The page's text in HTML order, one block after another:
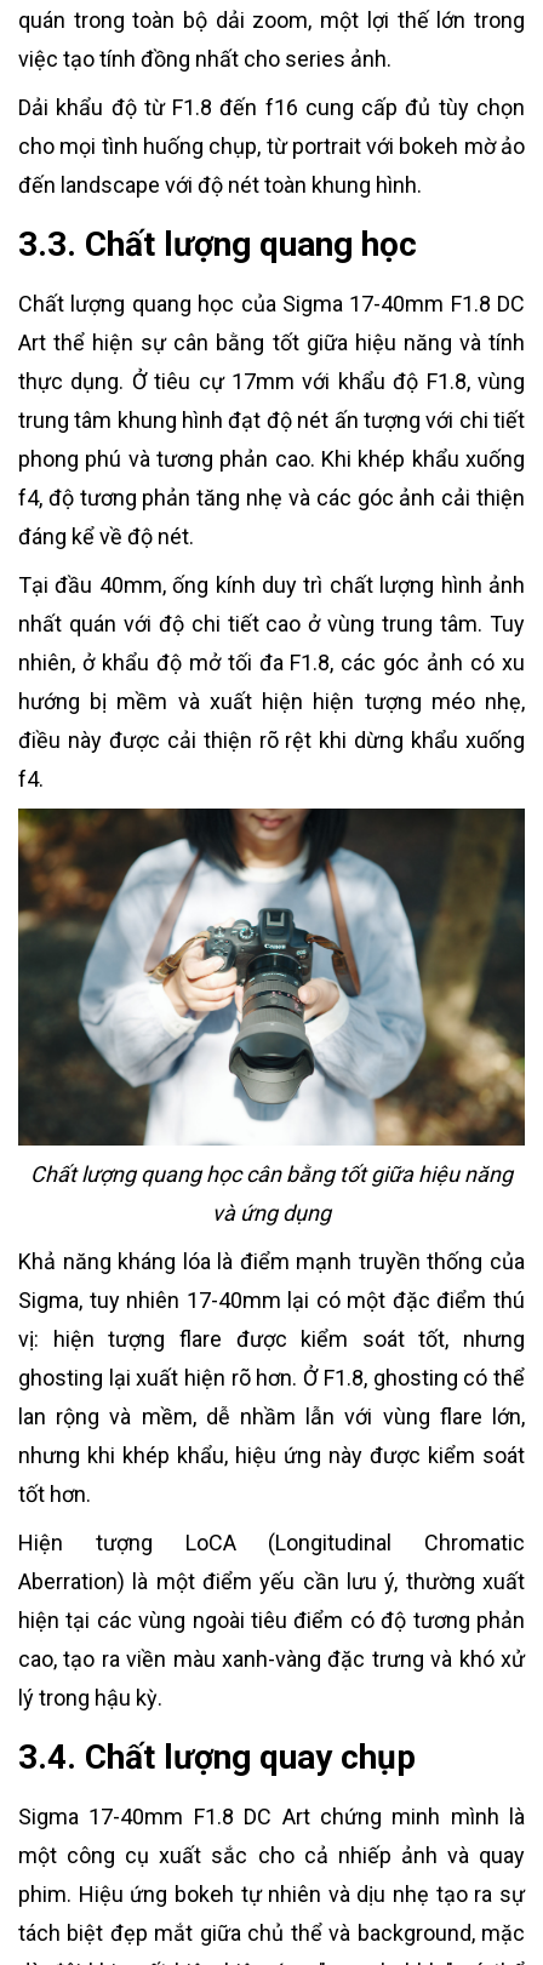
quán trong toàn bộ dải zoom, một lợi thế lớn trong
việc tạo tính đồng nhất cho series ảnh.
Dải khẩu độ từ F1.8 đến f16 cung cấp đủ tùy chọn
cho mọi tình huống chụp, từ portrait với bokeh mờ ảo
đến landscape với độ nét toàn khung hình.
3.3. Chất lượng quang học
Chất lượng quang học của Sigma 17-40mm F1.8 DC
Art thể hiện sự cân bằng tốt giữa hiệu năng và tính
thực dụng. Ở tiêu cự 17mm với khẩu độ F1.8, vùng
trung tâm khung hình đạt độ nét ấn tượng với chi tiết
phong phú và tương phản cao. Khi khép khẩu xuống
f4, độ tương phản tăng nhẹ và các góc ảnh cải thiện
đáng kể về độ nét.
Tại đầu 40mm, ống kính duy trì chất lượng hình ảnh
nhất quán với độ chi tiết cao ở vùng trung tâm. Tuy
nhiên, ở khẩu độ mở tối đa F1.8, các góc ảnh có xu
hướng bị mềm và xuất hiện hiện tượng méo nhẹ,
điều này được cải thiện rõ rệt khi dừng khẩu xuống
f4.
Chất lượng quang học cân bằng tốt giữa hiệu năng
và ứng dụng
Khả năng kháng lóa là điểm mạnh truyền thống của
Sigma, tuy nhiên 17-40mm lại có một đặc điểm thú
vị: hiện tượng flare được kiểm soát tốt, nhưng
ghosting lại xuất hiện rõ hơn. Ở F1.8, ghosting có thể
lan rộng và mềm, dễ nhầm lẫn với vùng flare lớn,
nhưng khi khép khẩu, hiệu ứng này được kiểm soát
tốt hơn.
Hiện tượng LoCA (Longitudinal Chromatic
Aberration) là một điểm yếu cần lưu ý, thường xuất
hiện tại các vùng ngoài tiêu điểm có độ tương phản
cao, tạo ra viền màu xanh-vàng đặc trưng và khó xử
lý trong hậu kỳ.
3.4. Chất lượng quay chụp
Sigma 17-40mm F1.8 DC Art chứng minh mình là
một công cụ xuất sắc cho cả nhiếp ảnh và quay
phim. Hiệu ứng bokeh tự nhiên và dịu nhẹ tạo ra sự
tách biệt đẹp mắt giữa chủ thể và background, mặc